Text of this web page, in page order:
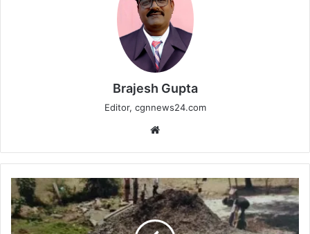
Brajesh Gupta
Editor, cgnnews24.com
4.41
करोड़
की
लागत